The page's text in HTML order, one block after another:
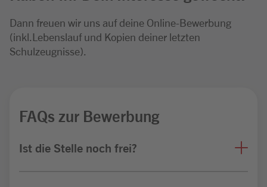
Dann freuen wir uns auf deine Online-Bewerbung
(inkl.Lebenslauf und Kopien deiner letzten
Schulzeugnisse).
FAQs zur Bewerbung
Ist die Stelle noch frei?